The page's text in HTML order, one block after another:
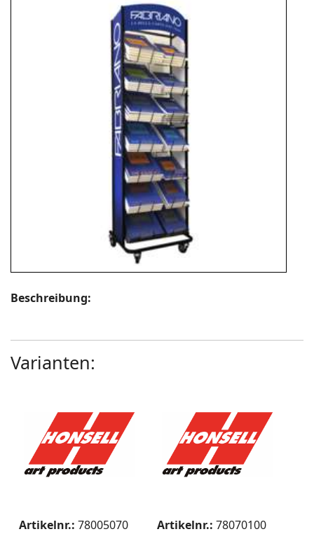
Beschreibung:
Varianten:
Artikelnr.: 78005070
Artikelnr.: 78070100